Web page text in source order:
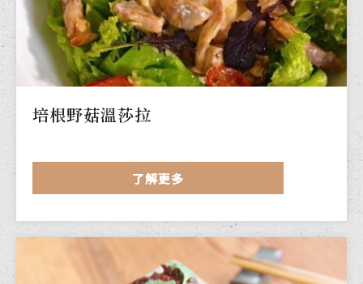
培根野菇溫莎拉
了解更多